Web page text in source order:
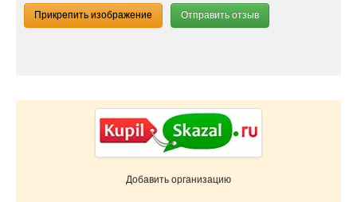
Прикрепить изображение Отправить отзыв
Добавить организацию